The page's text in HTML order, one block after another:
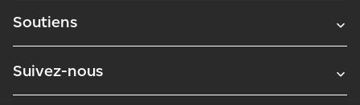
Soutiens
Suivez-nous